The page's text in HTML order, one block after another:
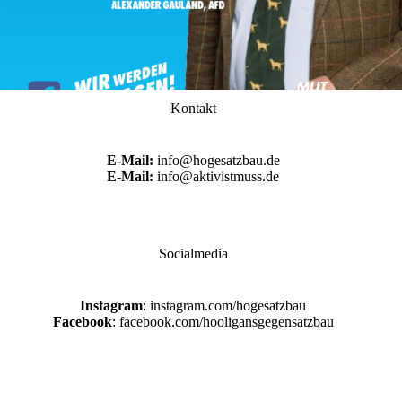
Kontakt
E-Mail: info@hogesatzbau.de
E-Mail: info@aktivistmuss.de
Socialmedia
Instagram: instagram.com/hogesatzbau
Facebook: facebook.com/hooligansgegensatzbau